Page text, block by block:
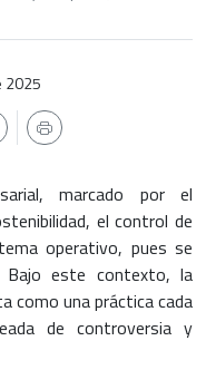
2025
marcado por el
el control de
operativo, pues se
Bajo este contexto, la
como una práctica cada
de controversia y